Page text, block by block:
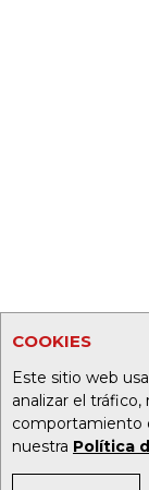
COOKIES
Este sitio web
analizar el
comportamiento
nuestra Política